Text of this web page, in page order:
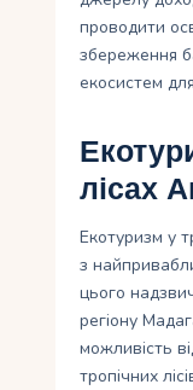
проводити
збереження
екосистем
лісах
Екотуризм у
з
цього
регіону
можливість
тропічних